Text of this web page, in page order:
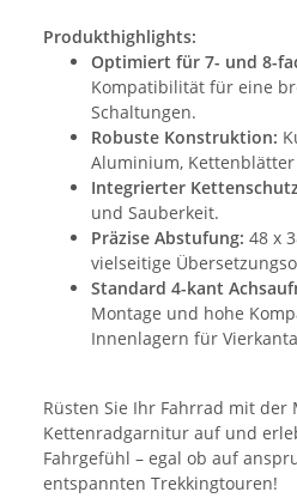
Produkthighlights:
Optimiert für 7- und 8-
Kompatibilität für eine
Schaltungen.
Robuste Konstruktion:
Aluminium,
Integrierter
und Sauberkeit.
Präzise Abstufung: 48 x
vielseitige
Standard 4-kant
Montage und hohe
Innenlagern für
Rüsten Sie Ihr Fahrrad mit der
Kettenradgarnitur auf und
Fahrgefühl – egal ob auf
entspannten Trekkingtouren!